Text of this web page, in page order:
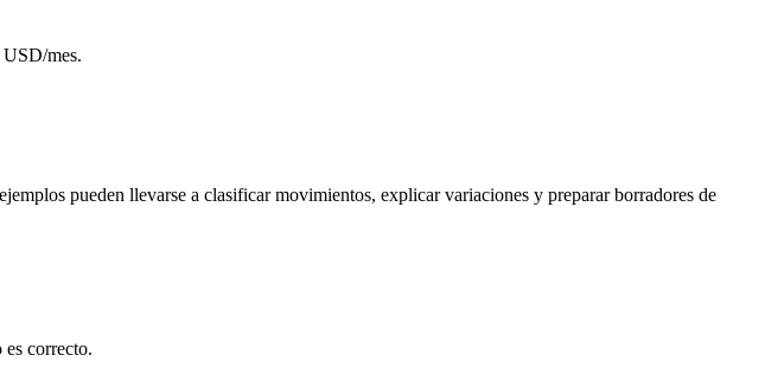
mes.
pueden llevarse a clasificar movimientos, explicar variaciones y preparar borradores de
correcto.